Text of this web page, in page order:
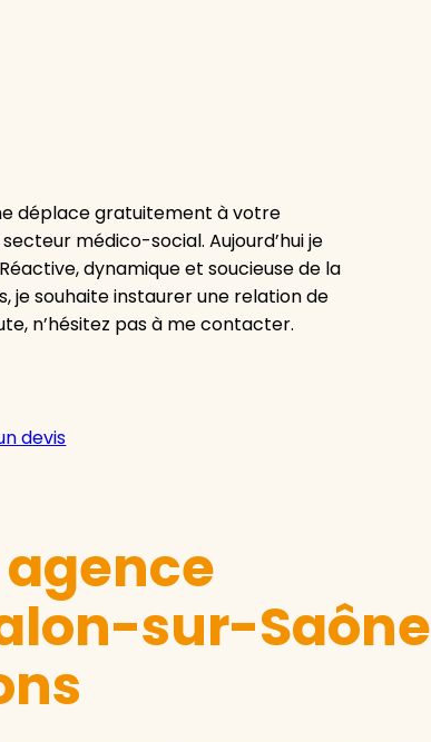
déplace gratuitement à votre
médico-social. Aujourd’hui je
dynamique et soucieuse de la
souhaite instaurer une relation de
n’hésitez pas à me contacter.
devis
sur-Saône